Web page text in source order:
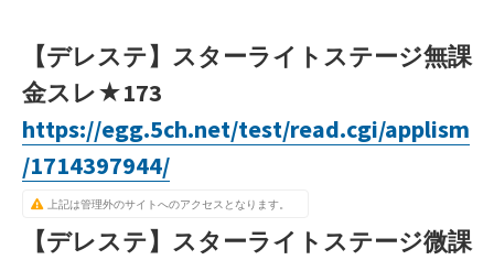
【デレステ】スターライトステージ無課
金スレ★173
https://egg.5ch.net/test/read.cgi/applism
/1714397944/
上記は管理外のサイトへのアクセスとなります。
【デレステ】スターライトステージ微課